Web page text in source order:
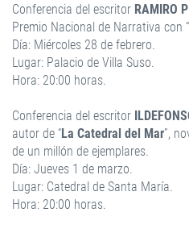
Conferencia del escritor RAMIRO
Premio Nacional de Narrativa con “
Día: Miércoles 28 de febrero.
Lugar: Palacio de Villa Suso.
Hora: 20:00 horas.
Conferencia del escritor
autor de “La Catedral del Mar”,
de un millón de ejemplares.
Día: Jueves 1 de marzo.
Lugar: Catedral de Santa María.
Hora: 20:00 horas.